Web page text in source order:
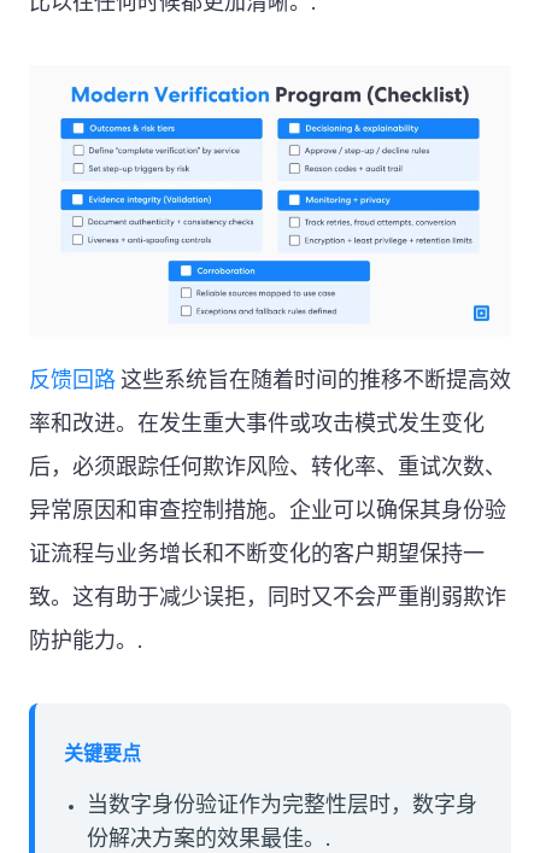
比以往任何时候都更加清晰。.
反馈回路 这些系统旨在随着时间的推移不断提高效
率和改进。在发生重大事件或攻击模式发生变化
后，必须跟踪任何欺诈风险、转化率、重试次数、
异常原因和审查控制措施。企业可以确保其身份验
证流程与业务增长和不断变化的客户期望保持一
致。这有助于减少误拒，同时又不会严重削弱欺诈
防护能力。.
关键要点
当数字身份验证作为完整性层时，数字身
份解决方案的效果最佳。.